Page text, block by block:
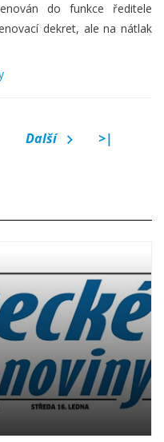
do funkce ředitele
dekret, ale na nátlak
Další >|